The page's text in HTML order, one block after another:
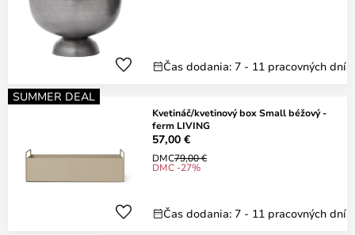
Čas dodania: 7 - 11 pracovných dní
SUMMER DEAL
Kvetináč/kvetinový box Small béžový -
ferm LIVING
57,00 €
DMC79,00 €
DMC -27%
Čas dodania: 7 - 11 pracovných dní